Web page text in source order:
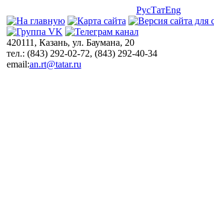
РусТатEng
420111, Казань, ул. Баумана, 20
тел.: (843) 292-02-72, (843) 292-40-34
email:an.rt@tatar.ru